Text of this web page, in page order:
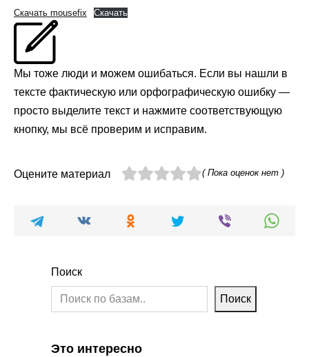
Скачать mousefix Скачать
Мы тоже люди и можем ошибаться. Если вы нашли в
тексте фактическую или орфографическую ошибку —
просто выделите текст и нажмите соответствующую
кнопку, мы всё проверим и исправим.
Оцените материал ( Пока оценок нет )
Поиск
Поиск
Это интересно